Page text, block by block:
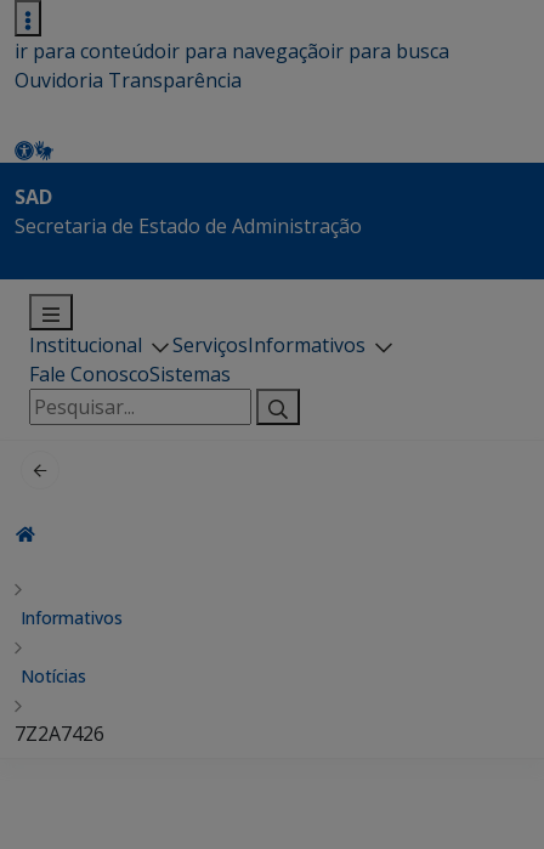
ir para conteúdoir para navegaçãoir para busca
Ouvidoria Transparência
SAD
Secretaria de Estado de Administração
Institucional ServiçosInformativos
Fale ConoscoSistemas
Pesquisar
por:
Informativos
Notícias
7Z2A7426